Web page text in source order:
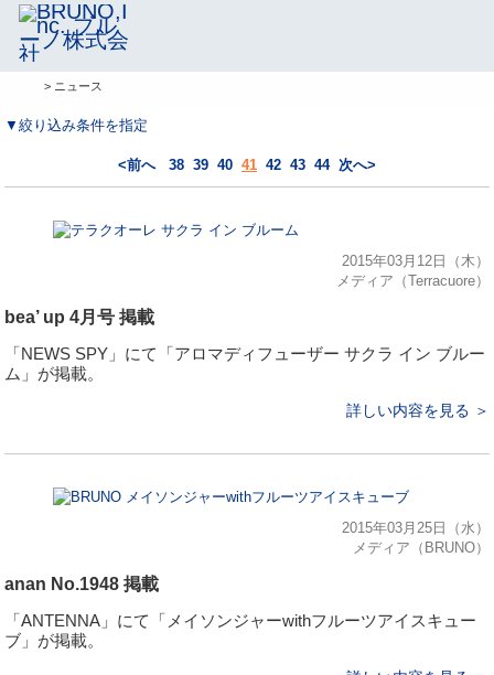
> ニュース
▼絞り込み条件を指定
<前へ 38 39 40 41 42 43 44 次へ>
2015年03月12日（木）
メディア（Terracuore）
bea’ up 4月号 掲載
「NEWS SPY」にて「アロマディフューザー サクラ イン ブルー
ム」が掲載。
詳しい内容を見る ＞
2015年03月25日（水）
メディア（BRUNO）
anan No.1948 掲載
「ANTENNA」にて「メイソンジャーwithフルーツアイスキュー
ブ」が掲載。